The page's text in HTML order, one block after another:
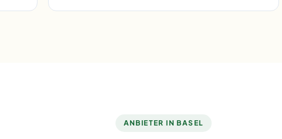
ANBIETER IN BASEL